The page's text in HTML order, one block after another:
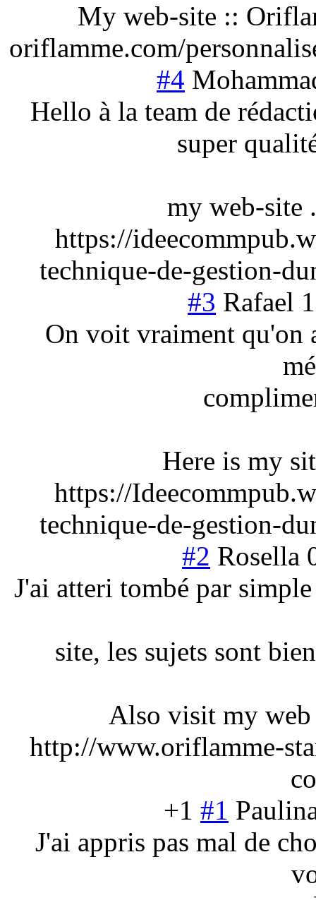
My web-site ::
oriflamme.com/
#4
Hello à la team de
super
my web-site
https://
technique-de-gestion-
#3 Rafael
On voit vraiment qu'on
Here is my
https://
technique-de-gestion-
#2 Rosella
J'ai atteri tombé par
site, les sujets sont
Also visit my
http://www.oriflamme-
+1 #1
J'ai appris pas mal de